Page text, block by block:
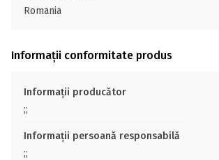
Romania
Informații conformitate produs
Informații producător
;;
Informații persoană responsabilă
;;